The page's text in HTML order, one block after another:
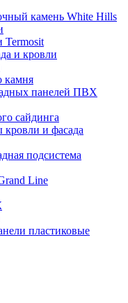
камень White Hills
Termosit
и кровли
камня
панелей ПВХ
сайдинга
и фасада
подсистема
Line
пластиковые